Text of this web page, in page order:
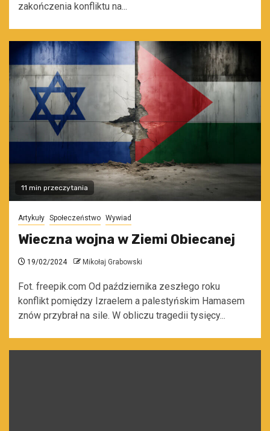
zakończenia konfliktu na...
11 min przeczytania
Artykuły Społeczeństwo Wywiad
Wieczna wojna w Ziemi Obiecanej
19/02/2024 Mikołaj Grabowski
Fot. freepik.com Od października zeszłego roku
konflikt pomiędzy Izraelem a palestyńskim Hamasem
znów przybrał na sile. W obliczu tragedii tysięcy...